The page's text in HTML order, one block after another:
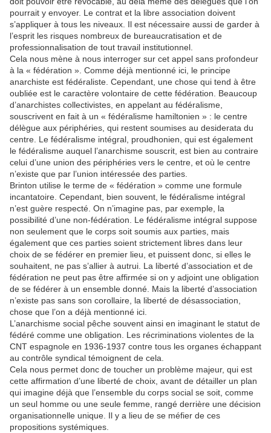
pourrait y envoyer. Le contrat et la libre association doivent
s’appliquer à tous les niveaux. Il est nécessaire aussi de garder à
l’esprit les risques nombreux de bureaucratisation et de
professionnalisation de tout travail institutionnel.
Cela nous mène à nous interroger sur cet appel sans profondeur
à la « fédération ». Comme déjà mentionné ici, le principe
anarchiste est fédéraliste. Cependant, une chose qui tend à être
oubliée est le caractère volontaire de cette fédération. Beaucoup
d’anarchistes collectivistes, en appelant au fédéralisme,
souscrivent en fait à un « fédéralisme hamiltonien » : le centre
délègue aux périphéries, qui restent soumises au desiderata du
centre. Le fédéralisme intégral, proudhonien, qui est également
le fédéralisme auquel l’anarchisme souscrit, est bien au contraire
celui d’une union des périphéries vers le centre, et où le centre
n’existe que par l’union intéressée des parties.
Brinton utilise le terme de « fédération » comme une formule
incantatoire. Cependant, bien souvent, le fédéralisme intégral
n’est guère respecté. On n’imagine pas, par exemple, la
possibilité d’une non-fédération. Le fédéralisme intégral suppose
non seulement que le corps soit soumis aux parties, mais
également que ces parties soient strictement libres dans leur
choix de se fédérer en premier lieu, et puissent donc, si elles le
souhaitent, ne pas s’allier à autrui. La liberté d’association et de
fédération ne peut pas être affirmée si on y adjoint une obligation
de se fédérer à un ensemble donné. Mais la liberté d’association
n’existe pas sans son corollaire, la liberté de désassociation,
chose que l’on a déjà mentionné ici.
L’anarchisme social pêche souvent ainsi en imaginant le statut de
fédéré comme une obligation. Les récriminations violentes de la
CNT espagnole en 1936-1937 contre tous les organes échappant
au contrôle syndical témoignent de cela.
Cela nous permet donc de toucher un problème majeur, qui est
cette affirmation d’une liberté de choix, avant de détailler un plan
qui imagine déjà que l’ensemble du corps social se soit, comme
un seul homme ou une seule femme, rangé derrière une décision
organisationnelle unique. Il y a lieu de se méfier de ces
propositions systémiques.